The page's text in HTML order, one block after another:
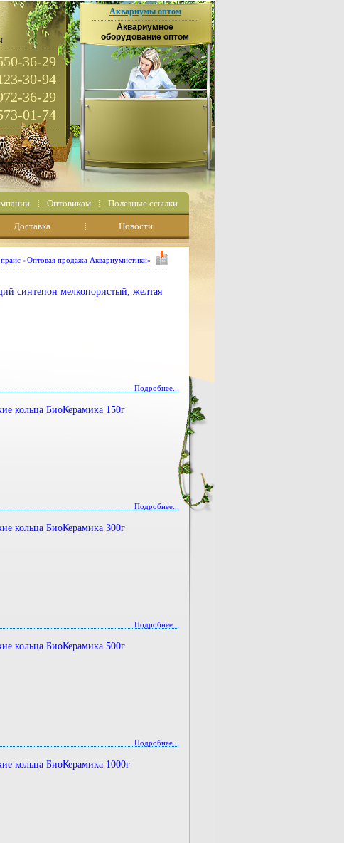
36-29
30-94
36-29
01-74
Аквариумы оптом
Аквариумное
оборудование оптом
Оптовикам Полезные ссылки
Доставка Новости
прайс «Оптовая продажа Аквариумистики»
синтепон мелкопористый, желтая
Подробнее...
кольца БиоКерамика 150г
Подробнее...
кольца БиоКерамика 300г
Подробнее...
кольца БиоКерамика 500г
Подробнее...
кольца БиоКерамика 1000г